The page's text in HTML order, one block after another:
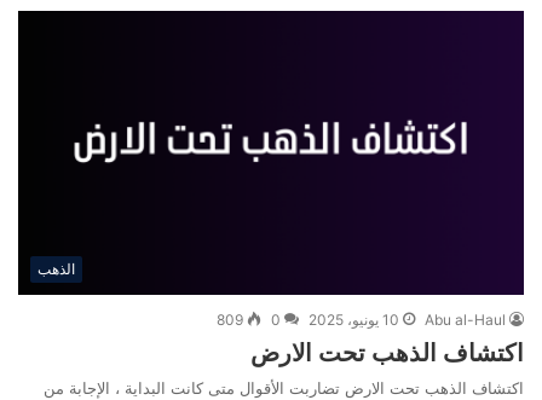
الذهب
Abu al-Haul 10 يونيو، 2025 0
809
اكتشاف الذهب تحت الارض
اكتشاف الذهب تحت الارض تضاربت الأقوال متى كانت البداية ، الإجابة من